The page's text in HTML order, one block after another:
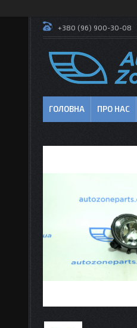
+380 (96) 900-30-08
ГОЛОВНА ПРО НАС